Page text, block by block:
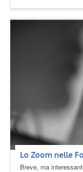
Lo Zoom nelle
Breve, ma